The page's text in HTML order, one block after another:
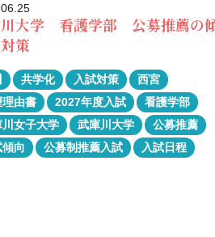
大学 看護学部 公募推薦の
策
共学化 入試対策
西宮
理由書
2027年度入試
看護学部
川女子大学
武庫川大学
公募推薦
傾向
公募制推薦入試 入試日程